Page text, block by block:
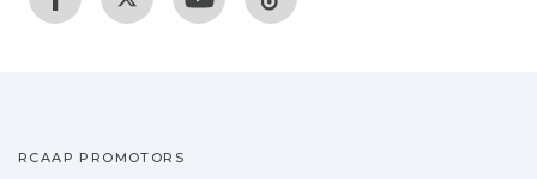
RCAAP PROMOTORS